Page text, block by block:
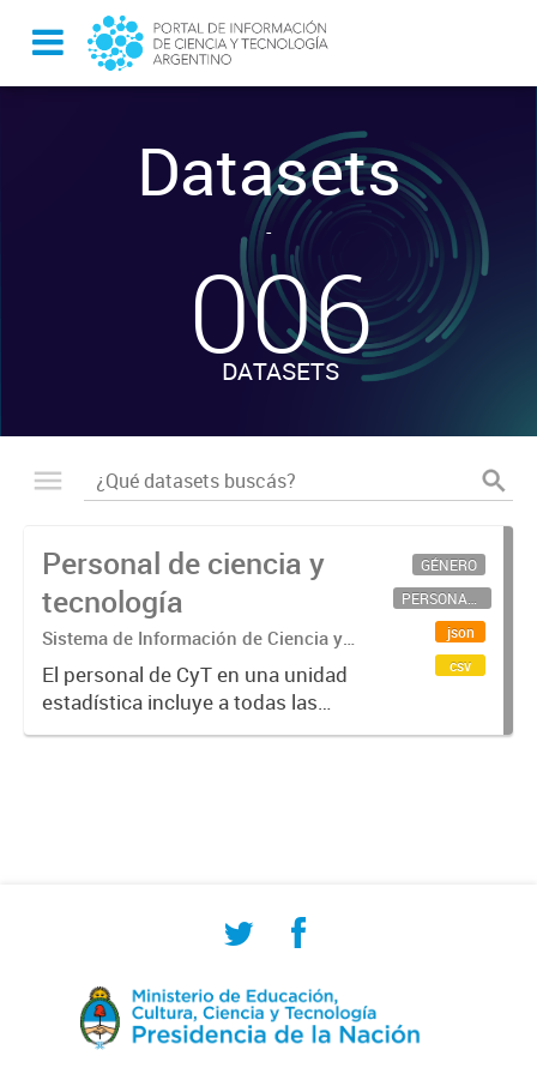
Datasets
-
006
DATASETS
Personal de ciencia y
tecnología
Sistema de Información de Ciencia y
Tecnología Argentino (SICYTAR)
El personal de CyT en una unidad
estadística incluye a todas las
personas involucradas
GÉNERO
PERSONAL CIENTÍFICO-TECNOLÓGICO
json
csv